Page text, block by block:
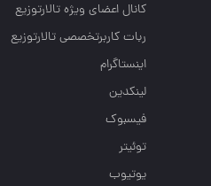
کانال اعضای ویژه تالارتوزیع
ربات کاربرتخصصی تالارتوزیع
اینستاگرام
لینکدین
فیسبوک
توئیتر
یوتیوب